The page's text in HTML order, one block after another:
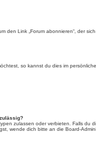
den Link „Forum abonnieren“, der
so kannst du dies im
zulassen oder verbieten. Falls du
wende dich bitte an die Board-